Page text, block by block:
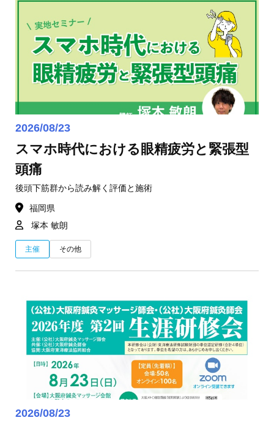
2026/08/23
スマホ時代における眼精疲労と緊張型
頭痛
後頭下筋群から読み解く評価と施術
福岡県
塚本 敏朗
主催 その他
2026/08/23